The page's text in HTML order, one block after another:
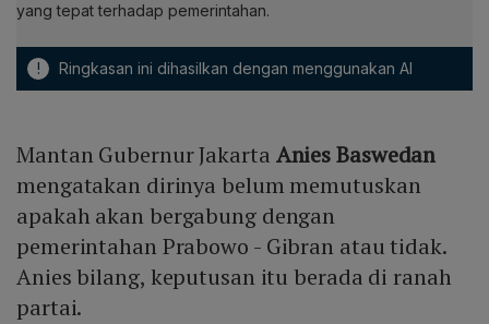
yang tepat terhadap pemerintahan.
! Ringkasan ini dihasilkan dengan menggunakan AI
Mantan Gubernur Jakarta Anies Baswedan
mengatakan dirinya belum memutuskan
apakah akan bergabung dengan
pemerintahan Prabowo - Gibran atau tidak.
Anies bilang, keputusan itu berada di ranah
partai.